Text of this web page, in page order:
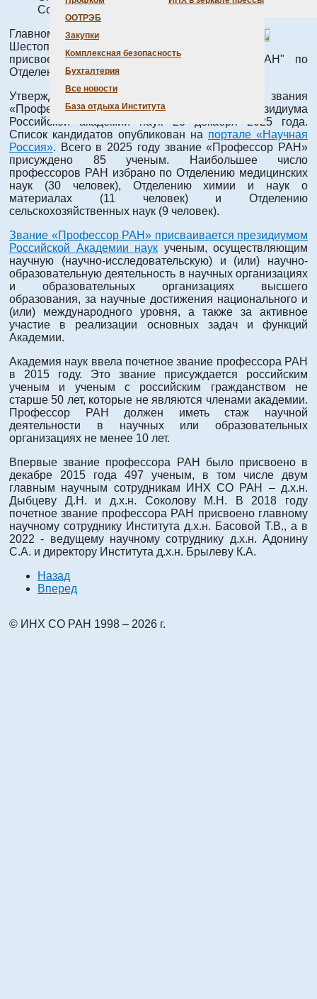
ООТРЭБ
Закупки
Комплексная безопасность
Бухгалтерия
Все новости
База отдыха Института
Создано: 28 декабря 2025
Главному научному сотруднику д.х.н.
Шестопалову Михаилу Александровичу
присвоено почетное звание "Профессор РАН" по
Отделению медицинских наук. Поздравляем!!!
Утверждение кандидатов на присвоение звания
«Профессор РАН» прошло на заседании Президиума
Российской академии наук 23 декабря 2025 года.
Список кандидатов опубликован на портале «Научная
Россия». Всего в 2025 году звание «Профессор РАН»
присуждено 85 ученым. Наибольшее число
профессоров РАН избрано по Отделению медицинских
наук (30 человек), Отделению химии и наук о
материалах (11 человек) и Отделению
сельскохозяйственных наук (9 человек).
Звание «Профессор РАН» присваивается президиумом
Российской Академии наук ученым, осуществляющим
научную (научно-исследовательскую) и (или) научно-
образовательную деятельность в научных организациях
и образовательных организациях высшего
образования, за научные достижения национального и
(или) международного уровня, а также за активное
участие в реализации основных задач и функций
Академии.
Академия наук ввела почетное звание профессора РАН
в 2015 году. Это звание присуждается российским
ученым и ученым с российским гражданством не
старше 50 лет, которые не являются членами академии.
Профессор РАН должен иметь стаж научной
деятельности в научных или образовательных
организациях не менее 10 лет.
Впервые звание профессора РАН было присвоено в
декабре 2015 года 497 ученым, в том числе двум
главным научным сотрудникам ИНХ СО РАН – д.х.н.
Дыбцеву Д.Н. и д.х.н. Соколову М.Н. В 2018 году
почетное звание профессора РАН присвоено главному
научному сотруднику Института д.х.н. Басовой Т.В., а в
2022 - ведущему научному сотруднику д.х.н. Адонину
С.А. и директору Института д.х.н. Брылеву К.А.
Назад
Вперед
© ИНХ СО РАН 1998 – 2026 г.